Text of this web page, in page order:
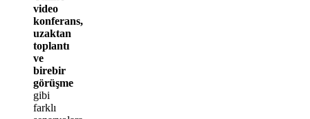
video
konferans,
uzaktan
toplantı
ve
birebir
görüşme
gibi
farklı